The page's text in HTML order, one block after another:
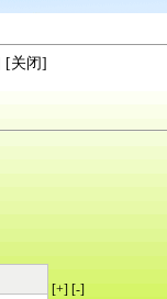
[关闭]
[+] [-]